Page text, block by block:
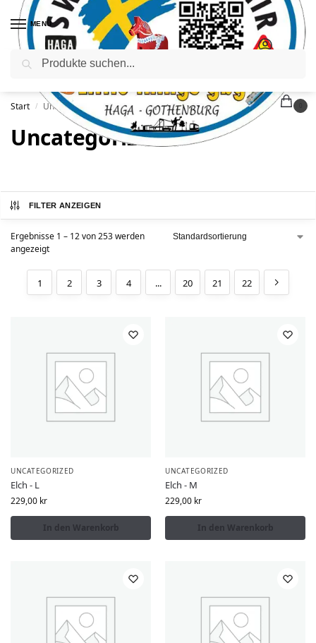
MENÜ
Start / Uncategorized
Uncategorized
FILTER ANZEIGEN
Ergebnisse 1 – 12 von 253 werden
angezeigt
1 2 3 4 ... 20 21 22
UNCATEGORIZED
Elch - L
229,00 kr
In den Warenkorb
UNCATEGORIZED
Elch - M
229,00 kr
In den Warenkorb